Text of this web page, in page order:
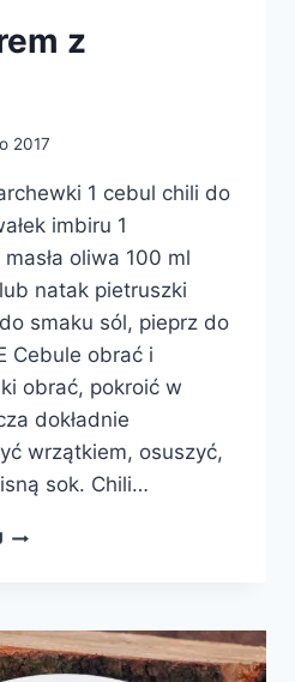
z
2017
1 cebul chili do
imbiru 1
oliwa 100 ml
natak pietruszki
smaku sól, pieprz do
Cebule obrać i
obrać, pokroić w
dokładnie
wrzątkiem, osuszyć,
sok. Chili…
IMBIROWY